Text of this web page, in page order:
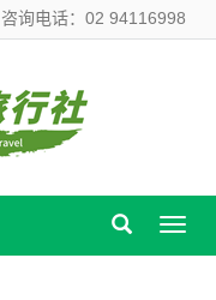
咨询电话：02 94116998
导